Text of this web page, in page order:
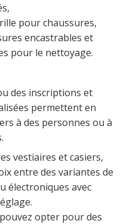
pour chaussures,
encastrables et
pour le nettoyage.
des inscriptions et
permettent en
à des personnes ou à
vestiaires et casiers,
entre des variantes de
électroniques avec
opter pour des